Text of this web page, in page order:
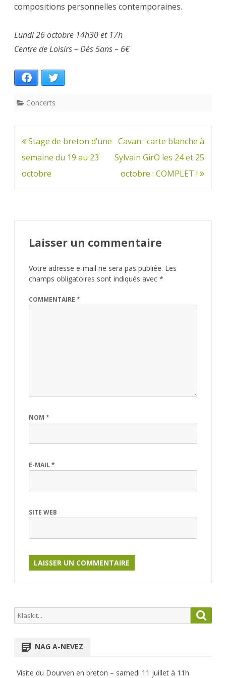
compositions personnelles contemporaines.
Lundi 26 octobre 14h30 et 17h
Centre de Loisirs – Dès 5ans – 6€
Facebook
Concerts
Navigation
de
l’article
Stage de breton d’une
semaine du 19 au 23
octobre
Cavan : carte blanche à
Sylvain GirO les 24 et 25
octobre : COMPLET !
Laisser un commentaire
Votre adresse e-mail ne sera pas publiée. Les
champs obligatoires sont indiqués avec *
COMMENTAIRE *
NOM *
E-MAIL*
SITE WEB
Search
for:
NAG A-NEVEZ
Visite du Dourven en breton – samedi 11 juillet à 11h